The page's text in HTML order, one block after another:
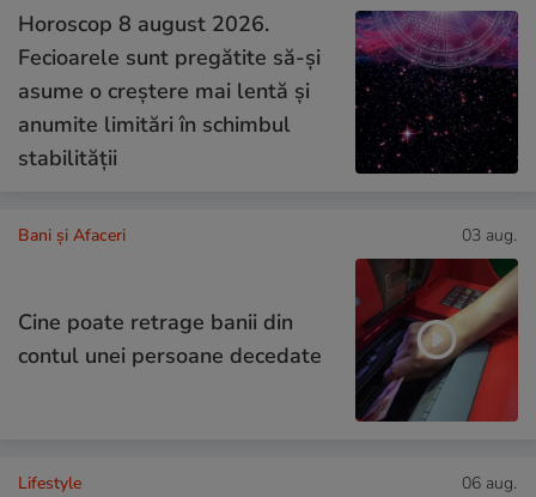
Horoscop 8 august 2026.
Fecioarele sunt pregătite să-și
asume o creștere mai lentă și
anumite limitări în schimbul
stabilității
Bani și Afaceri 03 aug.
Cine poate retrage banii din
contul unei persoane decedate
Lifestyle 06 aug.